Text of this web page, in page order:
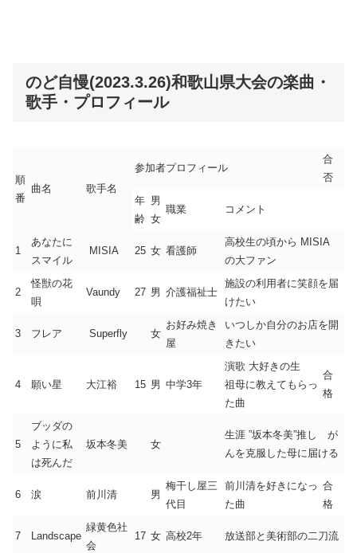
のど自慢(2023.3.26)和歌山県大会の楽曲・
歌手・プロフィール
順
番
曲名 歌手名
参加者プロフィール
合
否
年
齢
男
女
職業 コメント
1
あなたに
スマイル
MISIA 25 女 看護師
高校生の頃から MISIA
の大ファン
2
怪獣の花
唄
Vaundy 27 男 介護福祉士
施設の利用者に笑顔を届
けたい
3 フレア Superfly 女
お好み焼き
屋
いつしか自分のお店を開
きたい
4 願い星 大江裕 15 男 中学3年
演歌 大好きの生
祖母に教えてもらっ
た曲
合
格
5
ブッダの
ように私
は死んだ
坂本冬美 女
生涯 ”坂本冬美”推し が
んを克服した母に届ける
6 涙 前川清 男
梅干し屋三
代目
前川清を好きになっ
た曲
合
格
7 Landscape
緑黄色社
会
17 女 高校2年 放送部と美術部の二刀流